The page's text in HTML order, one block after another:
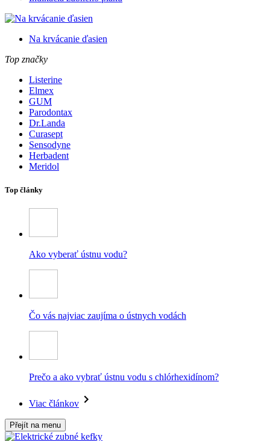
Na krvácanie ďasien
Top značky
Listerine
Elmex
GUM
Parodontax
Dr.Landa
Curasept
Sensodyne
Herbadent
Meridol
Top články
Ako vyberať ústnu vodu?
Čo vás najviac zaujíma o ústnych vodách
Prečo a ako vybrať ústnu vodu s chlórhexidínom?
Viac článkov
Přejít na menu